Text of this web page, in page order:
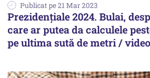
Publicat pe 21 Mar 2023
Prezidențiale 2024. Bulai,
care ar putea da calculele
pe ultima sută de metri / video